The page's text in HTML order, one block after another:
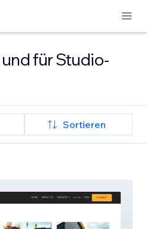
für Studio-
Sortieren